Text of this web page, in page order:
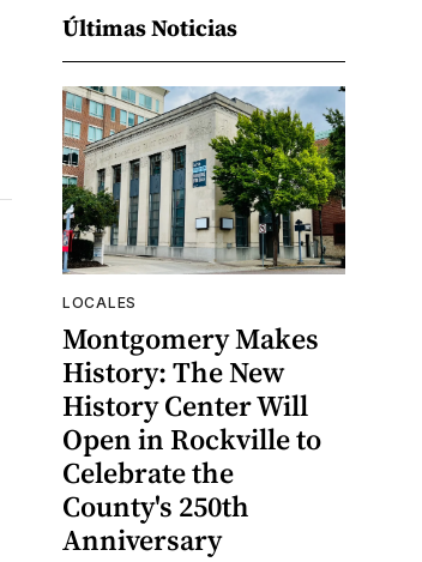
Últimas Noticias
LOCALES
Montgomery Makes
History: The New
History Center Will
Open in Rockville to
Celebrate the
County's 250th
Anniversary